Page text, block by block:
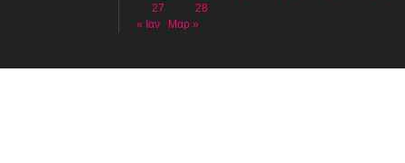
27
28
« Ιαν
Μαρ »